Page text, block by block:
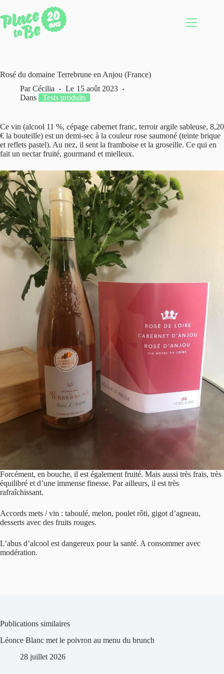
au
contenu
Rosé du domaine Terrebrune en Anjou (France)
Par Cécilia Le 15 août 2023
Dans
Tests produits
Ce vin (alcool 11 %, cépage cabernet franc, terroir argile sableuse, 8,20
€ la bouteille) est un demi-sec à la couleur rose saumoné (teinte brique
et reflets pastel). Au nez, il sent la framboise et la groseille. Ce qui en
fait un nectar fruité, gourmand et mielleux.
Forcément, en bouche, il est également fruité. Mais aussi très frais, très
équilibré et d’une immense finesse. Par ailleurs, il est très
rafraîchissant.
Accords mets / vin : taboulé, melon, poulet rôti, gigot d’agneau,
desserts avec des fruits rouges.
L’abus d’alcool est dangereux pour la santé. A consommer avec
modération.
Publications similaires
Léonce Blanc met le poivron au menu du brunch
28 juillet 2026